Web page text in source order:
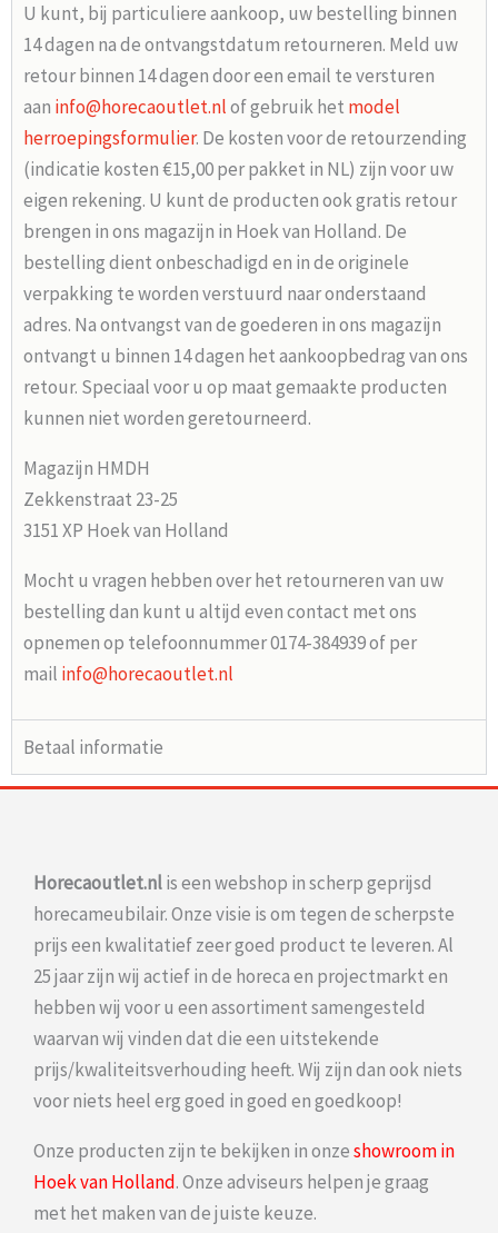
U kunt, bij particuliere aankoop, uw bestelling binnen
14 dagen na de ontvangstdatum retourneren. Meld uw
retour binnen 14 dagen door een email te versturen
aan info@horecaoutlet.nlof gebruik het model
herroepingsformulier. De kosten voor de retourzending
(indicatie kosten €15,00 per pakket in NL) zijn voor uw
eigen rekening. U kunt de producten ook gratis retour
brengen in ons magazijn in Hoek van Holland. De
bestelling dient onbeschadigd en in de originele
verpakking te worden verstuurd naar onderstaand
adres. Na ontvangst van de goederen in ons magazijn
ontvangt u binnen 14 dagen het aankoopbedrag van ons
retour. Speciaal voor u op maat gemaakte producten
kunnen niet worden geretourneerd.
Magazijn HMDH
Zekkenstraat 23-25
3151 XP Hoek van Holland
Mocht u vragen hebben over het retourneren van uw
bestelling dan kunt u altijd even contact met ons
opnemen op telefoonnummer 0174-384939 of per
mail info@horecaoutlet.nl
Betaal informatie
Horecaoutlet.nlis een webshop in scherp geprijsd
horecameubilair. Onze visie is om tegen de scherpste
prijs een kwalitatief zeer goed product te leveren. Al
25 jaar zijn wij actief in de horeca en projectmarkt en
hebben wij voor u een assortiment samengesteld
waarvan wij vinden dat die een uitstekende
prijs/kwaliteitsverhouding heeft. Wij zijn dan ook niets
voor niets heel erg goed in goed en goedkoop!
Onze producten zijn te bekijken in onzeshowroom in
Hoek van Holland. Onze adviseurs helpen je graag
met het maken van de juiste keuze.